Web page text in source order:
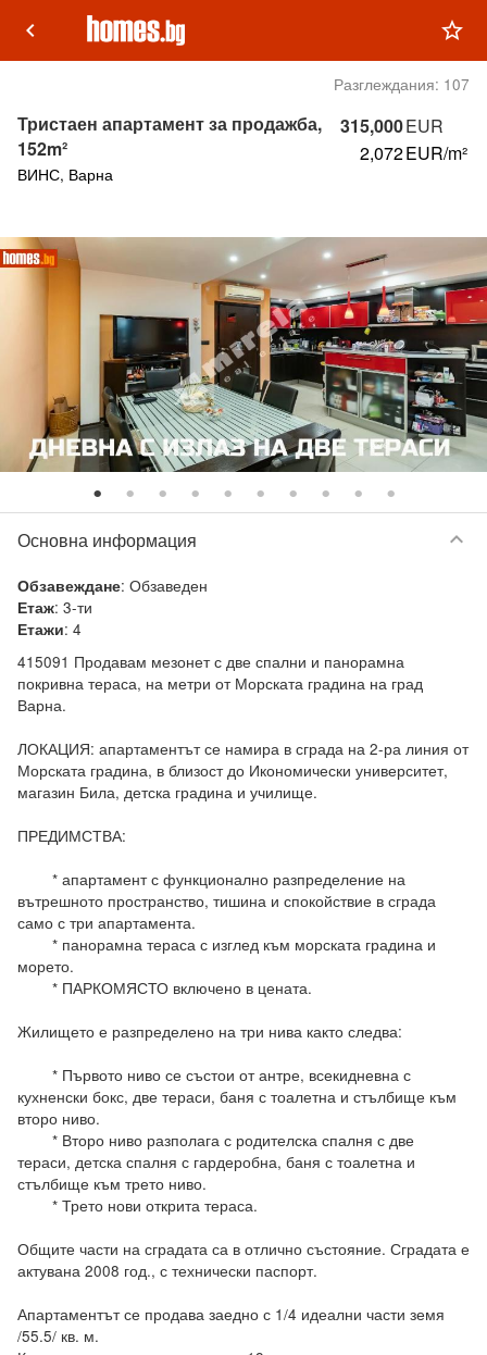
keyboard_arrow_left star_outline
Разглеждания: 107
315,000EUR
2,072EUR/m²
Тристаен апартамент за продажба,
152m²
ВИНС, Варна
Основна информация keyboard_arrow_down
Обзавеждане: Обзаведен
Етаж: 3-ти
Етажи: 4
415091 Продавам мезонет с две спални и панорамна
покривна тераса, на метри от Морската градина на град
Варна.
ЛОКАЦИЯ: апартаментът се намира в сграда на 2-ра линия от
Морската градина, в близост до Икономически университет,
магазин Била, детска градина и училище.
ПРЕДИМСТВА:
вътрешното пространство, тишина и спокойствие в сграда
само с три апартамента.
морето.
Жилището е разпределено на три нива както следва:
кухненски бокс, две тераси, баня с тоалетна и стълбище към
второ ниво.
тераси, детска спалня с гардеробна, баня с тоалетна и
стълбище към трето ниво.
Общите части на сградата са в отлично състояние. Сградата е
актувана 2008 год., с технически паспорт.
Апартаментът се продава заедно с 1/4 идеални части земя
/55.5/ кв. м.